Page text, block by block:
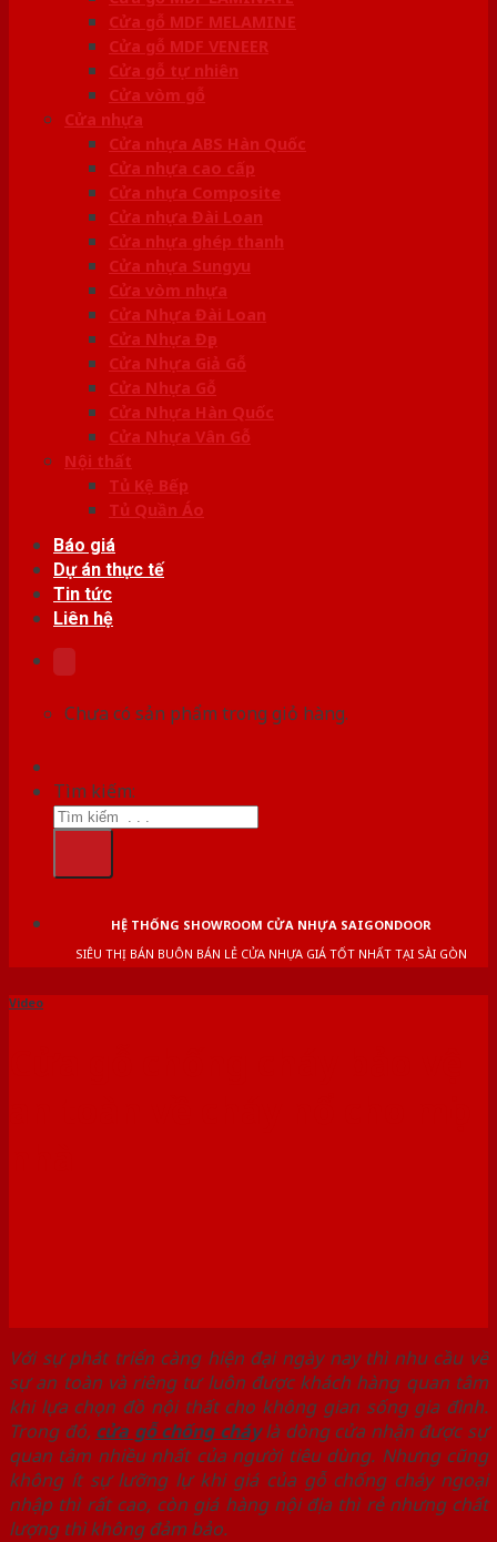
Cửa gỗ MDF MELAMINE
Cửa gỗ MDF VENEER
Cửa gỗ tự nhiên
Cửa vòm gỗ
Cửa nhựa
Cửa nhựa ABS Hàn Quốc
Cửa nhựa cao cấp
Cửa nhựa Composite
Cửa nhựa Đài Loan
Cửa nhựa ghép thanh
Cửa nhựa Sungyu
Cửa vòm nhựa
Cửa Nhựa Đài Loan
Cửa Nhựa Đẹp
Cửa Nhựa Giả Gỗ
Cửa Nhựa Gỗ
Cửa Nhựa Hàn Quốc
Cửa Nhựa Vân Gỗ
Nội thất
Tủ Kệ Bếp
Tủ Quần Áo
Báo giá
Dự án thực tế
Tin tức
Liên hệ
Chưa có sản phẩm trong giỏ hàng.
Tìm kiếm:
HỆ THỐNG SHOWROOM CỬA NHỰA SAIGONDOOR
SIÊU THỊ BÁN BUÔN BÁN LẺ CỬA NHỰA GIÁ TỐT NHẤT TẠI SÀI GÒN
Video
Với sự phát triển càng hiện đại ngày nay thì nhu cầu về
sự an toàn và riêng tư luôn được khách hàng quan tâm
khi lựa chọn đồ nội thất cho không gian sống gia đình.
Trong đó, cửa gỗ chống cháylà dòng cửa nhận được sự
quan tâm nhiều nhất của người tiêu dùng. Nhưng cũng
không ít sự lưỡng lự khi giá của gỗ chống cháy ngoại
nhập thì rất cao, còn giá hàng nội địa thì rẻ nhưng chất
lượng thì không đảm bảo.